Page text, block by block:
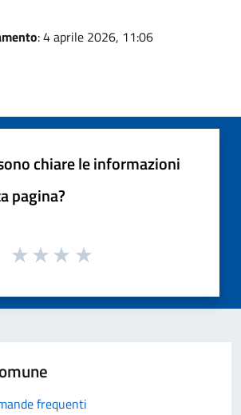
: 4 aprile 2026, 11:06
chiare le informazioni
pagina?
frequenti